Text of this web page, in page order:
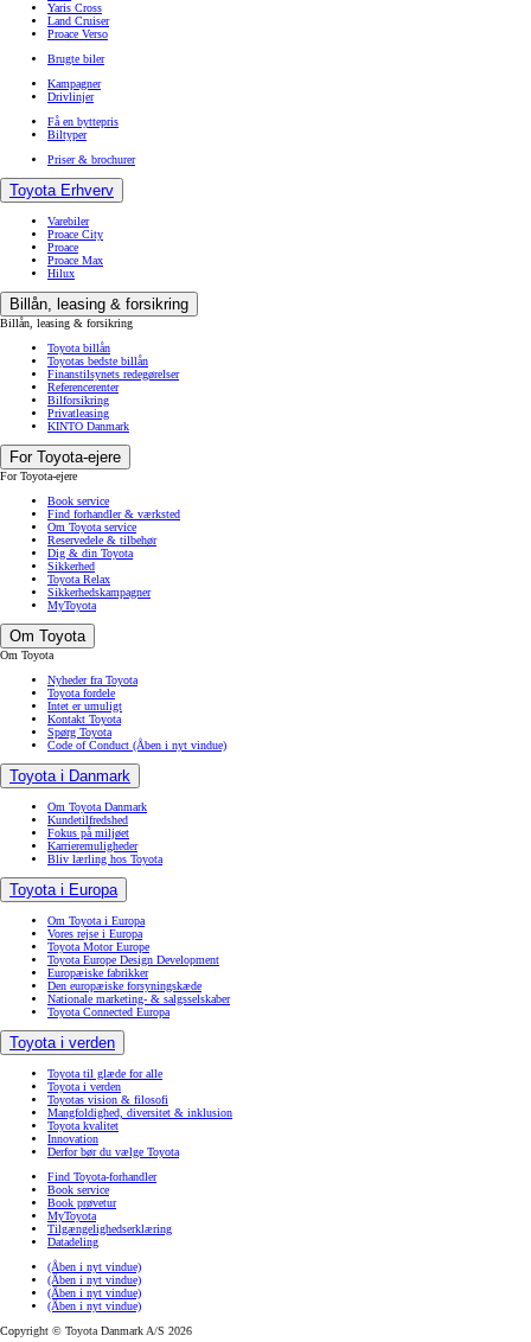
Yaris Cross
Land Cruiser
Proace Verso
Brugte biler
Kampagner
Drivlinjer
Få en byttepris
Biltyper
Priser & brochurer
Toyota Erhverv
Varebiler
Proace City
Proace
Proace Max
Hilux
Billån, leasing & forsikring
Billån, leasing & forsikring
Toyota billån
Toyotas bedste billån
Finanstilsynets redegørelser
Referencerenter
Bilforsikring
Privatleasing
KINTO Danmark
For Toyota-ejere
For Toyota-ejere
Book service
Find forhandler & værksted
Om Toyota service
Reservedele & tilbehør
Dig & din Toyota
Sikkerhed
Toyota Relax
Sikkerhedskampagner
MyToyota
Om Toyota
Om Toyota
Nyheder fra Toyota
Toyota fordele
Intet er umuligt
Kontakt Toyota
Spørg Toyota
Code of Conduct (Åben i nyt vindue)
Toyota i Danmark
Om Toyota Danmark
Kundetilfredshed
Fokus på miljøet
Karrieremuligheder
Bliv lærling hos Toyota
Toyota i Europa
Om Toyota i Europa
Vores rejse i Europa
Toyota Motor Europe
Toyota Europe Design Development
Europæiske fabrikker
Den europæiske forsyningskæde
Nationale marketing- & salgsselskaber
Toyota Connected Europa
Toyota i verden
Toyota til glæde for alle
Toyota i verden
Toyotas vision & filosofi
Mangfoldighed, diversitet & inklusion
Toyota kvalitet
Innovation
Derfor bør du vælge Toyota
Find Toyota-forhandler
Book service
Book prøvetur
MyToyota
Tilgængelighedserklæring
Datadeling
(Åben i nyt vindue)
(Åben i nyt vindue)
(Åben i nyt vindue)
(Åben i nyt vindue)
Copyright © Toyota Danmark A/S 2026